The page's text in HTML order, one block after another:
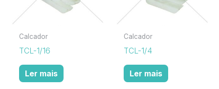
Calcador
TCL-1/16
Ler mais
Calcador
TCL-1/4
Ler mais